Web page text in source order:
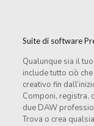
Suite di software
Qualunque sia il
include tutto ciò
creativo fin
Componi, registra,
due DAW
Trova o crea